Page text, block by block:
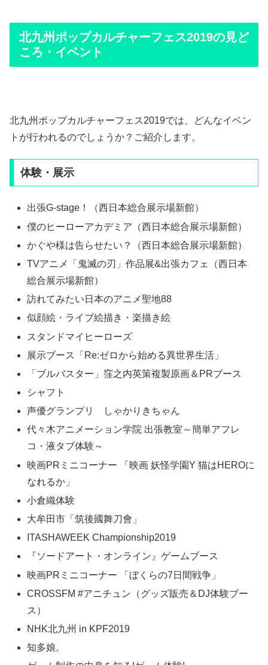
北九州ポップカルチャーフェス2019の見ど
ころ・イベント
北九州ポップカルチャーフェス2019では、どんなイベン
トが行われるのでしょうか？ご紹介します。
体験・展示
出張G-stage！（西日本総合展示場新館）
僕のヒーローアカデミア（西日本総合展示場新館）
かぐや様は告らせたい？（西日本総合展示場新館）
TVアニメ「鬼滅の刃」作品展&出張カフェ（西日本
総合展示場新館）
訪れてみたい日本のアニメ聖地88
似顔絵・ライブ絵描き・楽描き絵
スタンドマイヒーローズ
展示ブース「Re:ゼロから始める異世界生活」
「ブルバスター」窪之内英策複製原画＆PRブース
シャフト
声優グランプリ しゃかりきちゃん
代々木アニメーション学院 出張教室～簡単アフレ
コ・液タブ体験～
映画PRミニコーナー 「映画 妖怪学園Y 猫はHEROに
なれるか」
小倉織体験
大牟田市「筑後國舞刀會」
ITASHAWEEK Championship2019
『ソードアート・オンライン』ゲームブース
映画PRミニコーナー 「ぼくらの7日間戦争」
CROSSFM #アニチュン（グッズ販売＆DJ体験ブー
ス）
NHK北九州 in KPF2019
知多娘。